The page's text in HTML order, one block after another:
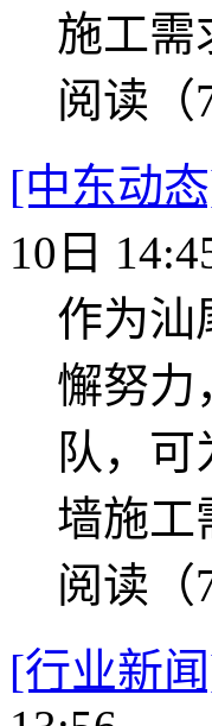
施工需
阅读（
[中东动
10日
作为汕
懈努力
队，
墙施工
阅读（
[行业新